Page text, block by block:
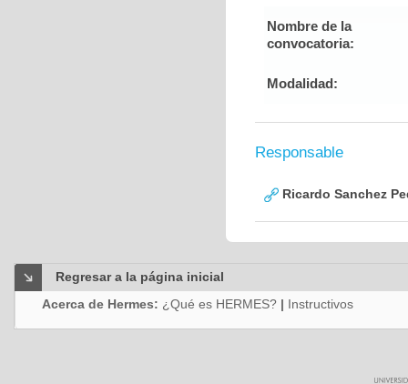
Nombre de la
convocatoria:
Modalidad:
Responsable
Ricardo Sanchez
Regresar a la página inicial
Acerca de Hermes: ¿Qué es HERMES? | Instructivos